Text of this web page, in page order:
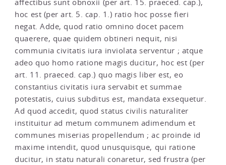
affectibus sunt obnoxii (per art. 15. praeced. cap.),
hoc est (per art. 5. cap. 1.) ratio hoc posse fieri
negat. Adde, quod ratio omnino docet pacem
quaerere, quae quidem obtineri nequit, nisi
communia civitatis iura inviolata serventur ; atque
adeo quo homo ratione magis ducitur, hoc est (per
art. 11. praeced. cap.) quo magis liber est, eo
constantius civitatis iura servabit et summae
potestatis, cuius subditus est, mandata exsequetur.
Ad quod accedit, quod status civilis naturaliter
instituitur ad metum communem adimendum et
communes miserias propellendum ; ac proinde id
maxime intendit, quod unusquisque, qui ratione
ducitur, in statu naturali conaretur, sed frustra (per